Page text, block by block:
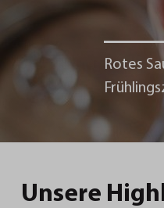
Rotes
Unsere